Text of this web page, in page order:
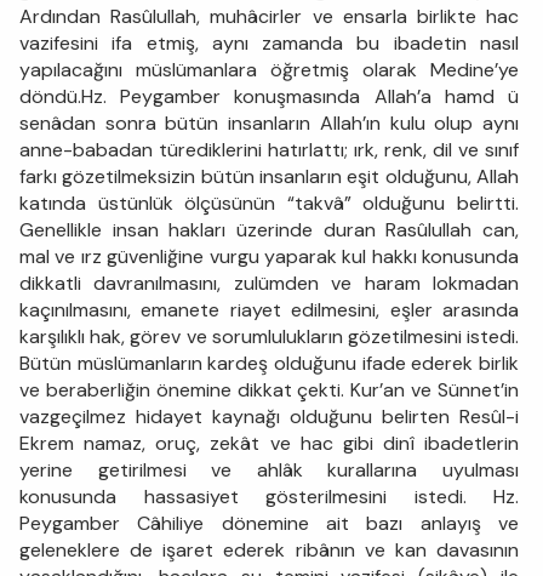
Ardından Rasûlullah, muhâcirler ve ensarla birlikte hac
vazifesini ifa etmiş, aynı zamanda bu ibadetin nasıl
yapılacağını müslümanlara öğretmiş olarak Medine’ye
döndü.Hz. Peygamber konuşmasında Allah’a hamd ü
senâdan sonra bütün insanların Allah’ın kulu olup aynı
anne-babadan türediklerini hatırlattı; ırk, renk, dil ve sınıf
farkı gözetilmeksizin bütün insanların eşit olduğunu, Allah
katında üstünlük ölçüsünün “takvâ” olduğunu belirtti.
Genellikle insan hakları üzerinde duran Rasûlullah can,
mal ve ırz güvenliğine vurgu yaparak kul hakkı konusunda
dikkatli davranılmasını, zulümden ve haram lokmadan
kaçınılmasını, emanete riayet edilmesini, eşler arasında
karşılıklı hak, görev ve sorumlulukların gözetilmesini istedi.
Bütün müslümanların kardeş olduğunu ifade ederek birlik
ve beraberliğin önemine dikkat çekti. Kur’an ve Sünnet’in
vazgeçilmez hidayet kaynağı olduğunu belirten Resûl-i
Ekrem namaz, oruç, zekât ve hac gibi dinî ibadetlerin
yerine getirilmesi ve ahlâk kurallarına uyulması
konusunda hassasiyet gösterilmesini istedi. Hz.
Peygamber Câhiliye dönemine ait bazı anlayış ve
geleneklere de işaret ederek ribânın ve kan davasının